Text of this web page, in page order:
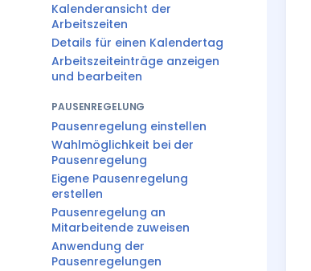
Kalenderansicht der
Arbeitszeiten
Details für einen Kalendertag
Arbeitszeiteinträge anzeigen
und bearbeiten
PAUSENREGELUNG
Pausenregelung einstellen
Wahlmöglichkeit bei der
Pausenregelung
Eigene Pausenregelung
erstellen
Pausenregelung an
Mitarbeitende zuweisen
Anwendung der
Pausenregelungen